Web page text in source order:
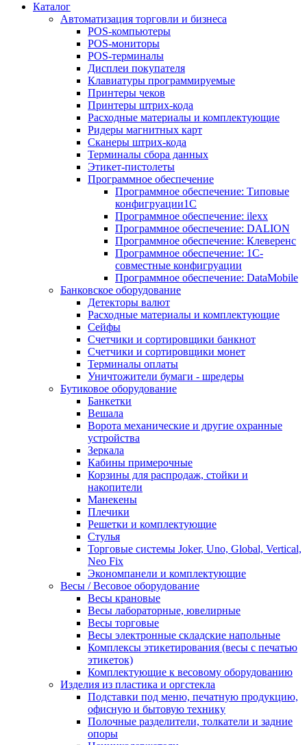
Каталог
Автоматизация торговли и бизнеса
POS-компьютеры
POS-мониторы
POS-терминалы
Дисплеи покупателя
Клавиатуры программируемые
Принтеры чеков
Принтеры штрих-кода
Расходные материалы и комплектующие
Ридеры магнитных карт
Сканеры штрих-кода
Терминалы сбора данных
Этикет-пистолеты
Программное обеспечение
Программное обеспечение: Типовые
конфигруации1С
Программное обеспечение: ilexx
Программное обеспечение: DALION
Программное обеспечение: Клеверенс
Программное обеспечение: 1С-
совместные конфигруации
Программное обеспечение: DataMobile
Банковское оборудование
Детекторы валют
Расходные материалы и комплектующие
Сейфы
Счетчики и сортировщики банкнот
Счетчики и сортировщики монет
Терминалы оплаты
Уничтожители бумаги - шредеры
Бутиковое оборудование
Банкетки
Вешала
Ворота механические и другие охранные
устройства
Зеркала
Кабины примерочные
Корзины для распродаж, стойки и
накопители
Манекены
Плечики
Решетки и комплектующие
Стулья
Торговые системы Joker, Uno, Global, Vertical,
Neo Fix
Экономпанели и комплектующие
Весы / Весовое оборудование
Весы крановые
Весы лабораторные, ювелирные
Весы торговые
Весы электронные складские напольные
Комплексы этикетирования (весы с печатью
этикеток)
Комплектующие к весовому оборудованию
Изделия из пластика и оргстекла
Подставки под меню, печатную продукцию,
офисную и бытовую технику
Полочные разделители, толкатели и задние
опоры